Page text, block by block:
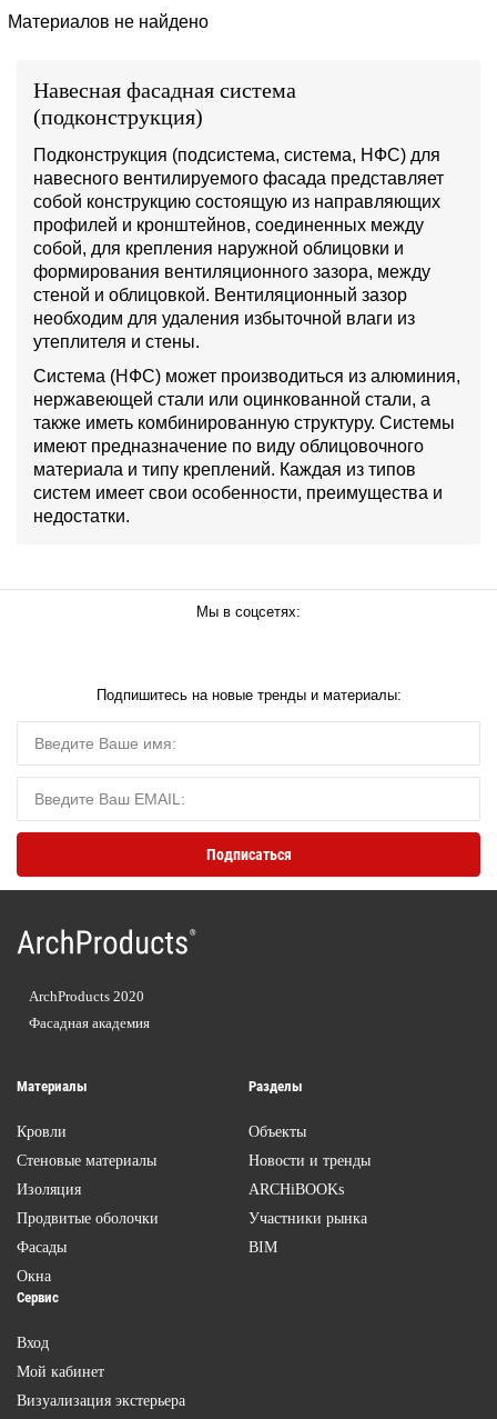
Материалов не найдено
Навесная фасадная система
(подконструкция)
Подконструкция (подсистема, система, НФС) для
навесного вентилируемого фасада представляет
собой конструкцию состоящую из направляющих
профилей и кронштейнов, соединенных между
собой, для крепления наружной облицовки и
формирования вентиляционного зазора, между
стеной и облицовкой. Вентиляционный зазор
необходим для удаления избыточной влаги из
утеплителя и стены.
Система (НФС) может производиться из алюминия,
нержавеющей стали или оцинкованной стали, а
также иметь комбинированную структуру. Системы
имеют предназначение по виду облицовочного
материала и типу креплений. Каждая из типов
систем имеет свои особенности, преимущества и
недостатки.
Мы в соцсетях:
Подпишитесь на новые тренды и материалы:
Материалы
Кровли
Стеновые материалы
Изоляция
Продвитые оболочки
Фасады
Окна
Разделы
Объекты
Новости и тренды
ARCHiBOOKs
Участники рынка
BIM
Сервис
Вход
Мой кабинет
Визуализация экстерьера
ArchProducts 2020
Фасадная академия